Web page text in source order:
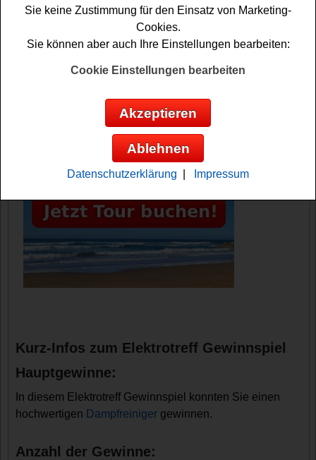
Elektrotreff verlost einen hochwertigen
Dampfreiniger
Anzeige:
Kurz-Infos zum Elektrotreff Gewinnspiel
Hauptgewinne:
In diesem Elektrotreff Gewinnspiel konnten Sie einen
hochwertigen Dampfreiniger gewinnen.
Anzahl der Gewinne:
Sie keine Zustimmung für den Einsatz von Marketing-
Cookies.
Sie können aber auch Ihre Einstellungen bearbeiten:
Cookie Einstellungen bearbeiten
Akzeptieren
Ablehnen
Datenschutzerklärung Impressum